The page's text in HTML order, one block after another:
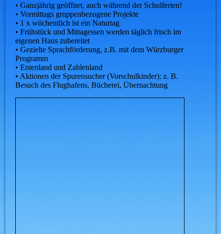
• Ganzjährig geöffnet, auch während der Schulferien!
• Vormittags gruppenbezogene Projekte
• 1 x wöchentlich ist ein Naturtag
• Frühstück und Mittagessen werden täglich frisch im
eigenen Haus zubereitet
• Gezielte Sprachförderung, z.B. mit dem Würzburger
Programm
• Entenland und Zahlenland
• Aktionen der Spurensucher (Vorschulkinder): z. B.
Besuch des Flughafens, Bücherei, Übernachtung